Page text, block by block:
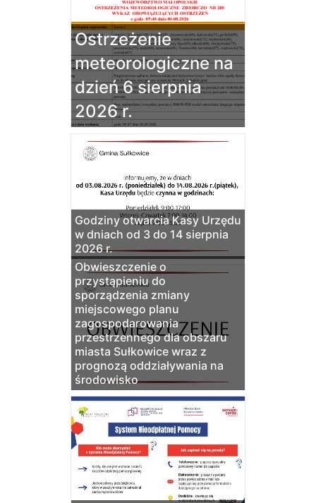
Ostrzeżenie
meteorologiczne na
dzień 6 sierpnia
2026 r.
Godziny otwarcia Kasy Urzędu
w dniach od 3 do 14 sierpnia
2026 r.
Obwieszczenie o
przystąpieniu do
sporządzenia zmiany
miejscowego planu
zagospodarowania
przestrzennego dla obszaru
miasta Sułkowice wraz z
prognozą oddziaływania na
środowisko